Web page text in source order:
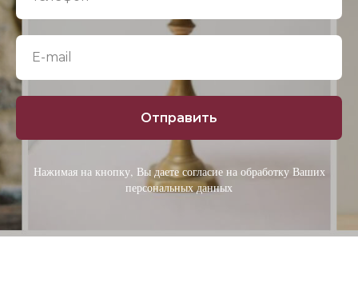
Отправить
Нажимая на кнопку, Вы даете согласие на обработку Ваших
персональных данных